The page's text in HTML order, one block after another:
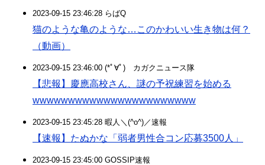
2023-09-15 23:46:28 らばQ
猫のような亀のような…このかわいい生き物は何？
（動画）
2023-09-15 23:46:00 (*ﾟ∀ﾟ)ゞカガクニュース隊
【悲報】慶應高校さん、謎の予祝練習を始める
wwwwwwwwwwwwwwwwwwwwwww
2023-09-15 23:45:28 暇人＼(^o^)／速報
【速報】たぬかな「弱者男性合コン応募3500人」
2023-09-15 23:45:00 GOSSIP速報